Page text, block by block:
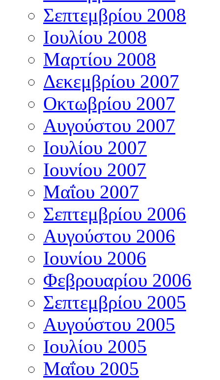
Σεπτεμβρίου 2008
Ιουλίου 2008
Μαρτίου 2008
Δεκεμβρίου 2007
Οκτωβρίου 2007
Αυγούστου 2007
Ιουλίου 2007
Ιουνίου 2007
Μαΐου 2007
Σεπτεμβρίου 2006
Αυγούστου 2006
Ιουνίου 2006
Φεβρουαρίου 2006
Σεπτεμβρίου 2005
Αυγούστου 2005
Ιουλίου 2005
Μαΐου 2005